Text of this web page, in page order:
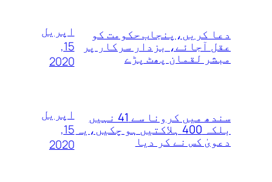
دعا کریں،پنجاب حکومت کو
عقل آجائے، بزدار سرکار پر
مبشر لقمان پھٹ پڑے
اپریل
15,
2020
سندھ میں کرونا سے 41 نہیں
بلکہ 400 ہلاکتیں ہو چکیں،یہ
دعویٰ کس نے کر دیا
اپریل
15,
2020